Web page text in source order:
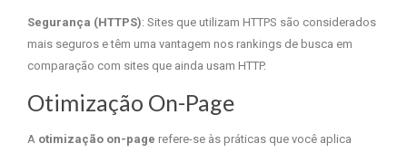
Segurança (HTTPS): Sites que utilizam HTTPS são considerados
mais seguros e têm uma vantagem nos rankings de busca em
comparação com sites que ainda usam HTTP.
Otimização On-Page
A otimização on-page refere-se às práticas que você aplica